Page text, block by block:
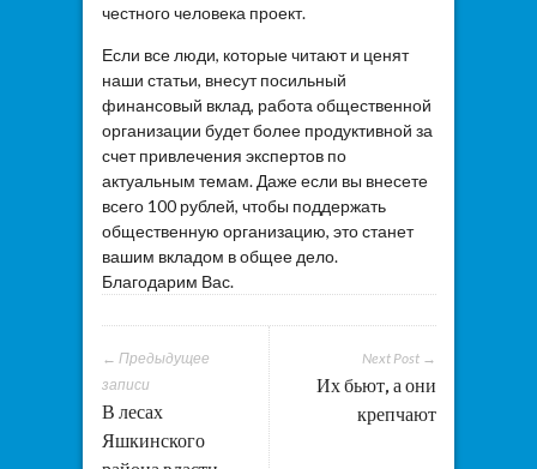
честного человека проект.
Если все люди, которые читают и ценят
наши статьи, внесут посильный
финансовый вклад, работа общественной
организации будет более продуктивной за
счет привлечения экспертов по
актуальным темам. Даже если вы внесете
всего 100 рублей, чтобы поддержать
общественную организацию, это станет
вашим вкладом в общее дело.
Благодарим Вас.
Next Post →
Их бьют, а они
крепчают
← Предыдущее
записи
В лесах
Яшкинского